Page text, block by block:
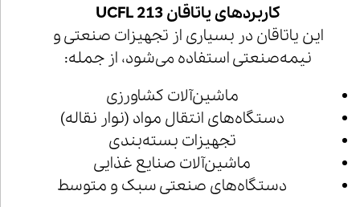
کاربردهای یاتاقان UCFL 213
این یاتاقان در بسیاری از تجهیزات صنعتی و
نیمه‌صنعتی استفاده می‌شود، از جمله:
ماشین‌آلات کشاورزی
دستگاه‌های انتقال مواد (نوار نقاله)
تجهیزات بسته‌بندی
ماشین‌آلات صنایع غذایی
دستگاه‌های صنعتی سبک و متوسط